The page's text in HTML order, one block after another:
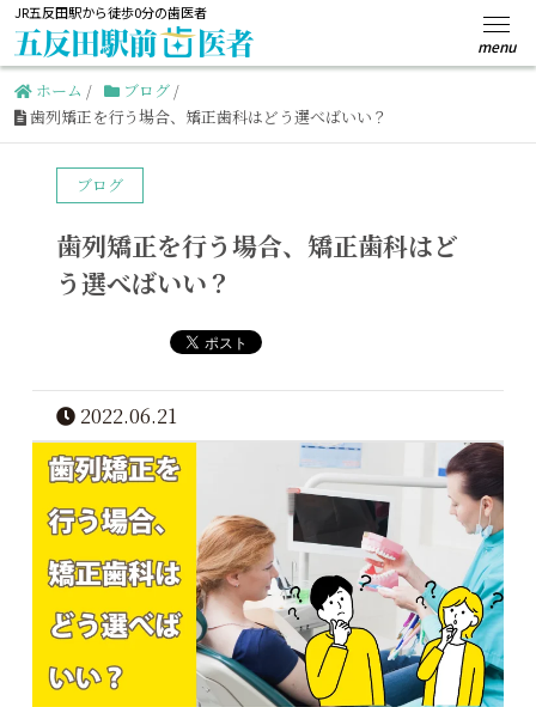
JR五反田駅から徒歩0分の歯医者
ホーム / ブログ /
歯列矯正を行う場合、矯正歯科はどう選べばいい？
ブログ
歯列矯正を行う場合、矯正歯科はど
う選べばいい？
2022.06.21